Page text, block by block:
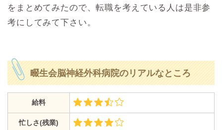
をまとめてみたので、転職を考えている人は是非参
考にしてみて下さい。
畷生会脳神経外科病院のリアルなところ
給料
忙しさ(残業)